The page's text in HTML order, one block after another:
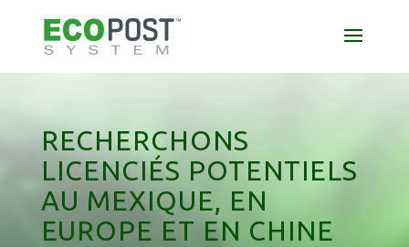
RECHERCHONS
LICENCIÉS POTENTIELS
AU MEXIQUE, EN
EUROPE ET EN CHINE